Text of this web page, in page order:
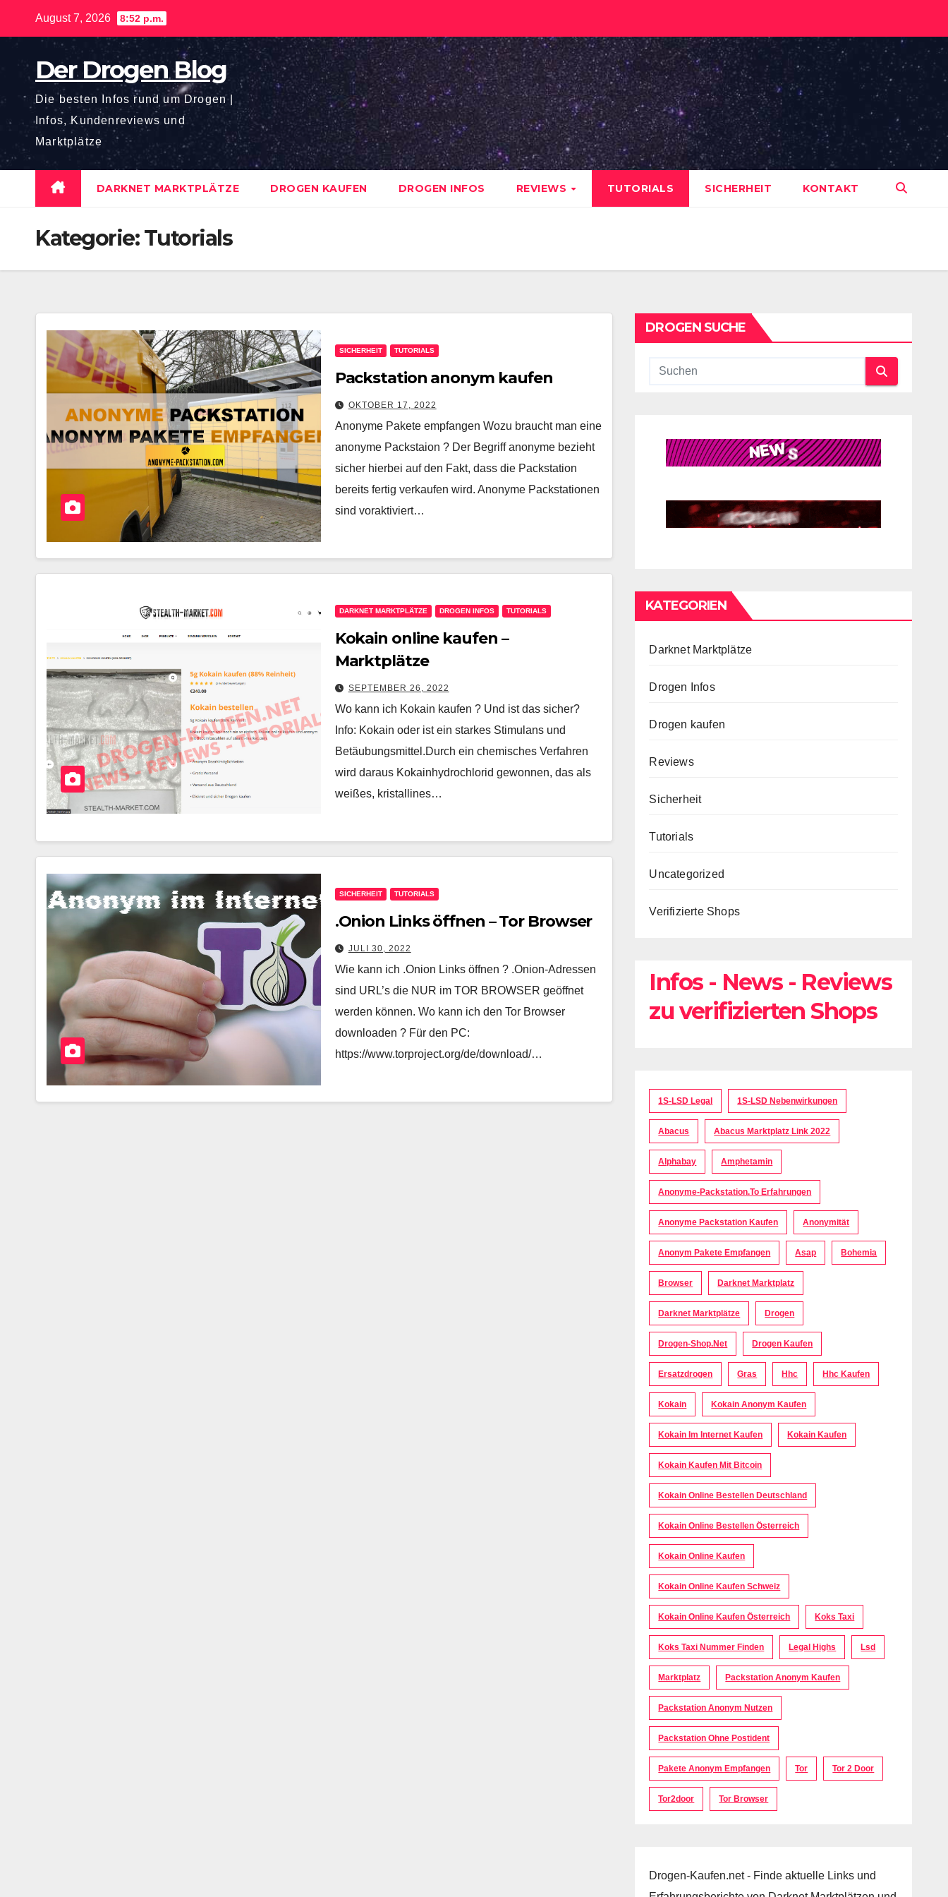
August 7, 2026 8:52 p.m.
Der Drogen Blog
Die besten Infos rund um Drogen |
Infos, Kundenreviews und
Marktplätze
DARKNET MARKTPLÄTZE DROGEN KAUFEN DROGEN INFOS REVIEWS TUTORIALS SICHERHEIT KONTAKT
Kategorie:Tutorials
SICHERHEIT TUTORIALS
Packstation anonym kaufen
OKTOBER 17, 2022
Anonyme Pakete empfangen Wozu braucht man eine
anonyme Packstaion ? Der Begriff anonyme bezieht
sicher hierbei auf den Fakt, dass die Packstation
bereits fertig verkaufen wird. Anonyme Packstationen
sind voraktiviert…
DARKNET MARKTPLÄTZE DROGEN INFOS TUTORIALS
Kokain online kaufen –
Marktplätze
SEPTEMBER 26, 2022
Wo kann ich Kokain kaufen ? Und ist das sicher?
Info: Kokain oder ist ein starkes Stimulans und
Betäubungsmittel.Durch ein chemisches Verfahren
wird daraus Kokainhydrochlorid gewonnen, das als
weißes, kristallines…
SICHERHEIT TUTORIALS
.Onion Links öffnen – Tor Browser
JULI 30, 2022
Wie kann ich .Onion Links öffnen ? .Onion-Adressen
sind URL’s die NUR im TOR BROWSER geöffnet
werden können. Wo kann ich den Tor Browser
downloaden ? Für den PC:
https://www.torproject.org/de/download/…
DROGEN SUCHE
KATEGORIEN
Darknet Marktplätze
Drogen Infos
Drogen kaufen
Reviews
Sicherheit
Tutorials
Uncategorized
Verifizierte Shops
Infos - News - Reviews
zu verifizierten Shops
1S-LSD Legal 1S-LSD Nebenwirkungen
Abacus Abacus Marktplatz Link 2022
Alphabay Amphetamin
Anonyme-Packstation.to Erfahrungen
Anonyme Packstation Kaufen Anonymität
Anonym Pakete Empfangen Asap Bohemia
Browser Darknet Marktplatz
Darknet Marktplätze Drogen
Drogen-Shop.net Drogen Kaufen
Ersatzdrogen Gras Hhc Hhc Kaufen
Kokain Kokain Anonym Kaufen
Kokain Im Internet Kaufen Kokain Kaufen
Kokain Kaufen Mit Bitcoin
Kokain Online Bestellen Deutschland
Kokain Online Bestellen Österreich
Kokain Online Kaufen
Kokain Online Kaufen Schweiz
Kokain Online Kaufen Österreich Koks Taxi
Koks Taxi Nummer Finden Legal Highs Lsd
Marktplatz Packstation Anonym Kaufen
Packstation Anonym Nutzen
Packstation Ohne Postident
Pakete Anonym Empfangen Tor Tor 2 Door
Tor2door Tor Browser
Drogen-Kaufen.net - Finde aktuelle Links und